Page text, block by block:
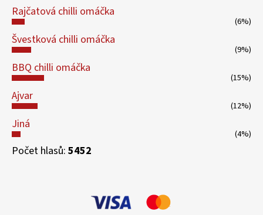
Rajčatová chilli omáčka
(6%)
Švestková chilli omáčka
(9%)
BBQ chilli omáčka
(15%)
Ajvar
(12%)
Jiná
(4%)
Počet hlasů: 5452